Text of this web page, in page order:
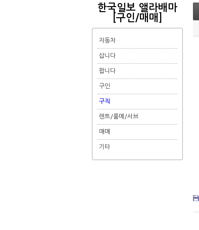
한국일보 앨라배마
[구인/매매]
자동차
삽니다
팝니다
구인
구직
렌트/룸메/서브
매매
기타